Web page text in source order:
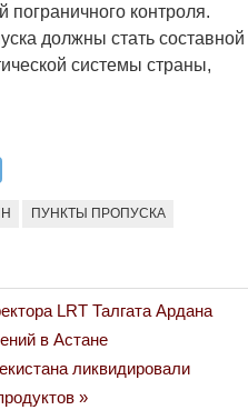
пограничного контроля.
должны стать составной
системы страны,
ПУНКТЫ ПРОПУСКА
LRT Талгата Ардана
в Астане
ликвидировали